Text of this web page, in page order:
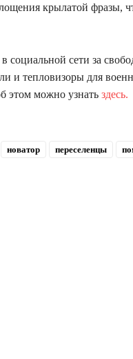
крылатой фразы,
социальной сети за
и тепловизоры для
этом можно узнать здесь.
новатор переселенцы